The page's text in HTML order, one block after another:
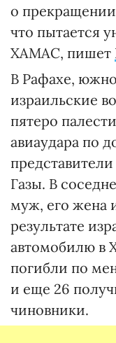
о прекращении
что пытается
ХАМАС, пишет
В Рафахе,
израильские
пятеро
авиаудара по
Газы. В
муж, его жена
результате
автомобилю в
погибли по
и еще 26
чиновники.